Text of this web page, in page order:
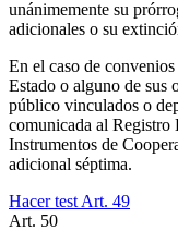
unánimemente su
adicionales o su
En el caso de
Estado o alguno de sus
público vinculados o
comunicada al Registro
Instrumentos de
adicional séptima.
Hacer test Art. 49
Art. 50